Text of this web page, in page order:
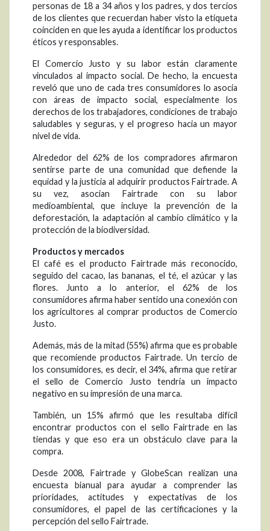
personas de 18 a 34 años y los padres, y dos tercios
de los clientes que recuerdan haber visto la etiqueta
coinciden en que les ayuda a identificar los productos
éticos y responsables.
El Comercio Justo y su labor están claramente
vinculados al impacto social. De hecho, la encuesta
reveló que uno de cada tres consumidores lo asocia
con áreas de impacto social, especialmente los
derechos de los trabajadores, condiciones de trabajo
saludables y seguras, y el progreso hacia un mayor
nivel de vida.
Alrededor del 62% de los compradores afirmaron
sentirse parte de una comunidad que defiende la
equidad y la justicia al adquirir productos Fairtrade. A
su vez, asocian Fairtrade con su labor
medioambiental, que incluye la prevención de la
deforestación, la adaptación al cambio climático y la
protección de la biodiversidad.
Productos y mercados
El café es el producto Fairtrade más reconocido,
seguido del cacao, las bananas, el té, el azúcar y las
flores. Junto a lo anterior, el 62% de los
consumidores afirma haber sentido una conexión con
los agricultores al comprar productos de Comercio
Justo.
Además, más de la mitad (55%) afirma que es probable
que recomiende productos Fairtrade. Un tercio de
los consumidores, es decir, el 34%, afirma que retirar
el sello de Comercio Justo tendría un impacto
negativo en su impresión de una marca.
También, un 15% afirmó que les resultaba difícil
encontrar productos con el sello Fairtrade en las
tiendas y que eso era un obstáculo clave para la
compra.
Desde 2008, Fairtrade y GlobeScan realizan una
encuesta bianual para ayudar a comprender las
prioridades, actitudes y expectativas de los
consumidores, el papel de las certificaciones y la
percepción del sello Fairtrade.